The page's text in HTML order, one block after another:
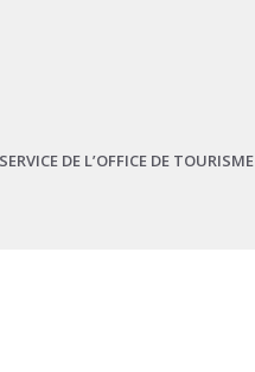
SERVICE DE L’OFFICE DE TOURISME